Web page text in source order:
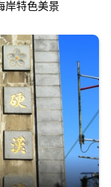
岸特色美景